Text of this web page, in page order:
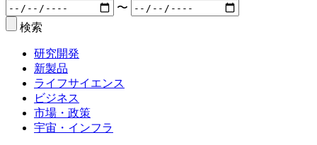
〜
検索
研究開発
新製品
ライフサイエンス
ビジネス
市場・政策
宇宙・インフラ